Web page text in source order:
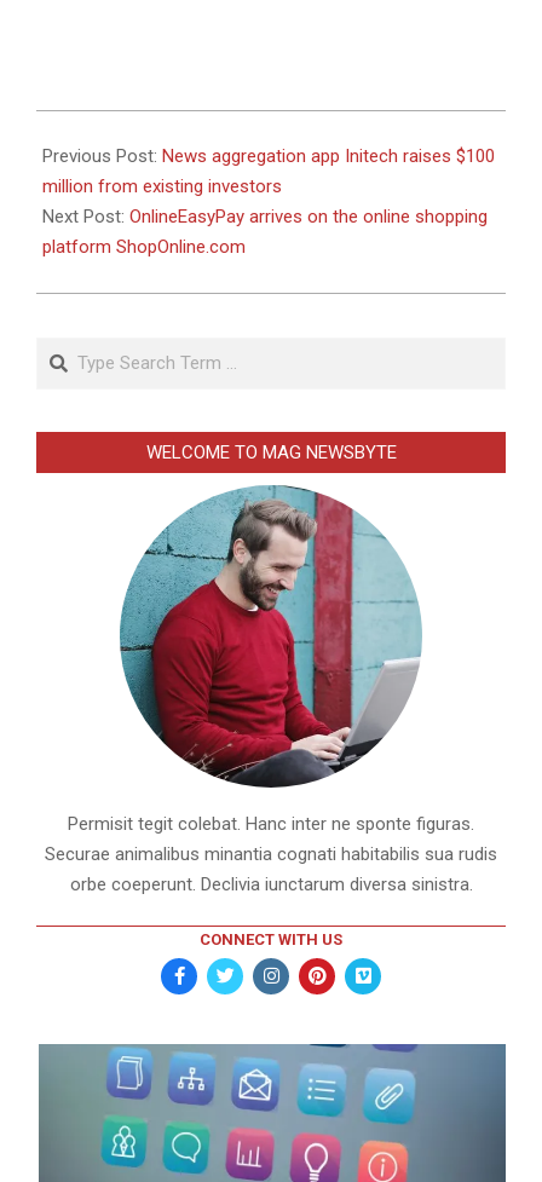
07-
22
Previous Post: News aggregation app Initech raises $100
million from existing investors
Next Post: OnlineEasyPay arrives on the online shopping
platform ShopOnline.com
WELCOME TO MAG NEWSBYTE
Permisit tegit colebat. Hanc inter ne sponte figuras.
Securae animalibus minantia cognati habitabilis sua rudis
orbe coeperunt. Declivia iunctarum diversa sinistra.
CONNECT WITH US